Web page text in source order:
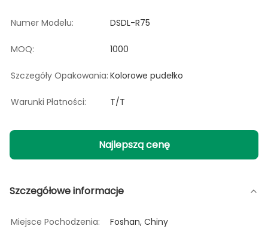
Numer Modelu: DSDL-R75
MOQ: 1000
Szczegóły Opakowania: Kolorowe pudełko
Warunki Płatności: T/T
Najlepszą cenę
Szczegółowe informacje
Miejsce Pochodzenia: Foshan, Chiny